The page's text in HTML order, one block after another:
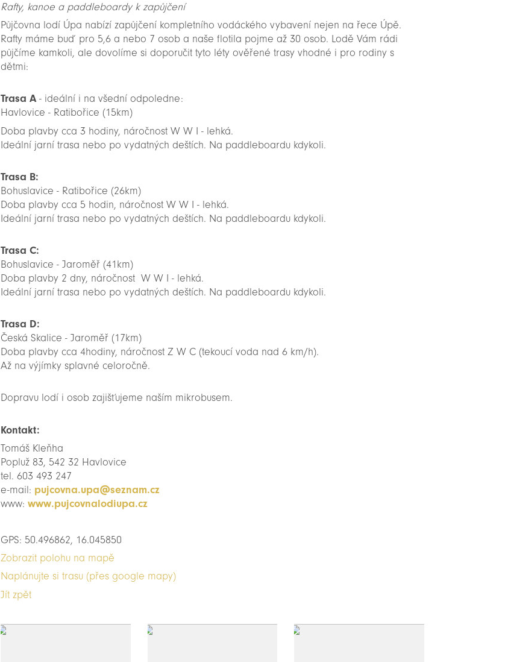
Rafty, kanoe a paddleboardy k zapůjčení
Půjčovna lodí Úpa nabízí zapůjčení kompletního vodáckého vybavení nejen na řece Úpě.
Rafty máme buď pro 5,6 a nebo 7 osob a naše flotila pojme až 30 osob. Lodě Vám rádi
půjčíme kamkoli, ale dovolíme si doporučit tyto léty ověřené trasy vhodné i pro rodiny s
dětmi:
Trasa A- ideální i na všední odpoledne:
Havlovice - Ratibořice (15km)
Doba plavby cca 3 hodiny, náročnost W W I - lehká.
Ideální jarní trasa nebo po vydatných deštích. Na paddleboardu kdykoli.
Trasa B:
Bohuslavice - Ratibořice (26km)
Doba plavby cca 5 hodin, náročnost W W I - lehká.
Ideální jarní trasa nebo po vydatných deštích. Na paddleboardu kdykoli.
Trasa C:
Bohuslavice - Jaroměř (41km)
Doba plavby 2 dny, náročnost W W I - lehká.
Ideální jarní trasa nebo po vydatných deštích. Na paddleboardu kdykoli.
Trasa D:
Česká Skalice - Jaroměř (17km)
Doba plavby cca 4hodiny, náročnost Z W C (tekoucí voda nad 6 km/h).
Až na výjímky splavné celoročně.
Dopravu lodí i osob zajišťujeme naším mikrobusem.
Kontakt:
Tomáš Kleňha
Popluž 83, 542 32 Havlovice
tel. 603 493 247
e-mail: pujcovna.upa@seznam.cz
www:www.pujcovnalodiupa.cz
GPS: 50.496862, 16.045850
Zobrazit polohu na mapě
Naplánujte si trasu (přes google mapy)
Jít zpět